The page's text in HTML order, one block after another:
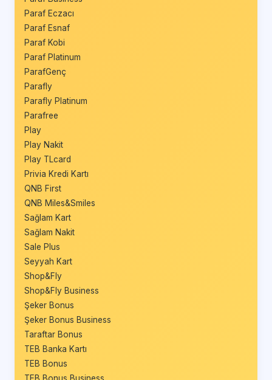
Paraf Eczacı
Paraf Esnaf
Paraf Kobi
Paraf Platinum
ParafGenç
Parafly
Parafly Platinum
Parafree
Play
Play Nakit
Play TLcard
Privia Kredi Kartı
QNB First
QNB Miles&Smiles
Sağlam Kart
Sağlam Nakit
Sale Plus
Seyyah Kart
Shop&Fly
Shop&Fly Business
Şeker Bonus
Şeker Bonus Business
Taraftar Bonus
TEB Banka Kartı
TEB Bonus